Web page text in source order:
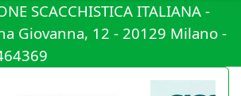
SCACCHISTICA ITALIANA -
Giovanna, 12 - 20129 Milano -